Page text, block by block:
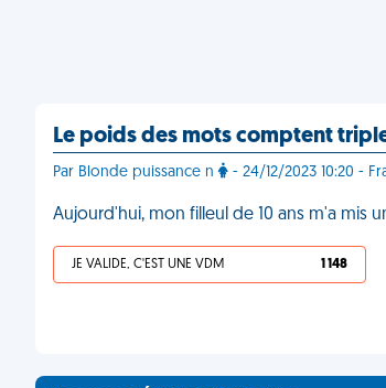
Le poids des mots comptent
Par Blonde puissance n - 24/12/2023 10:20 -
Aujourd'hui, mon filleul de 10 ans m'a mis
JE VALIDE, C'EST UNE VDM 1 148